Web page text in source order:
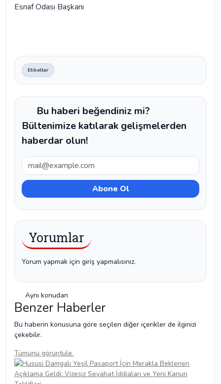
Esnaf Odası Başkanı
Etiketler
Bu haberi beğendiniz mi?
Bültenimize katılarak gelişmelerden
haberdar olun!
Yorumlar
Yorum yapmak için giriş yapmalısınız.
Aynı konudan
Benzer Haberler
Bu haberin konusuna göre seçilen diğer içerikler de ilginizi
çekebilir.
Tümünü görüntüle